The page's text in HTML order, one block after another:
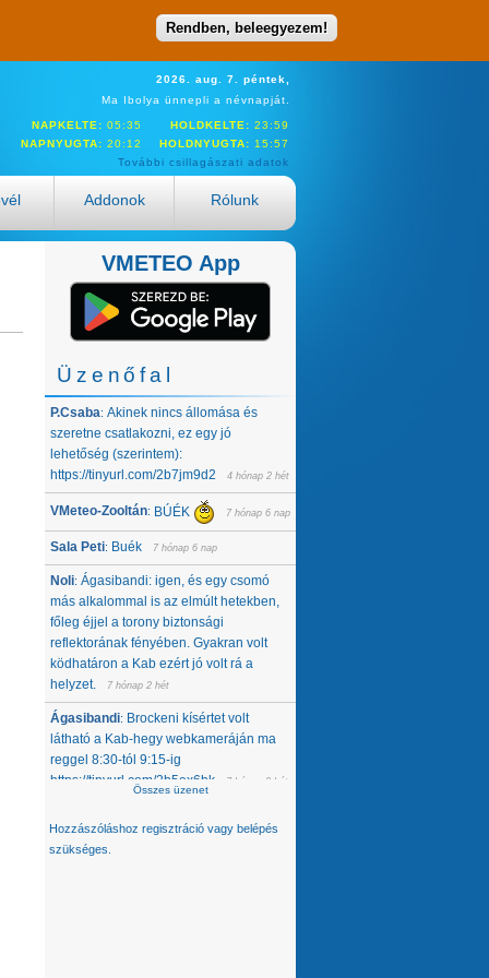
Rendben, beleegyezem!
2026. aug. 7. péntek,
Ma Ibolya ünnepli a névnapját.
NAPKELTE: 05:35 HOLDKELTE: 23:59
NAPNYUGTA: 20:12 HOLDNYUGTA: 15:57
További csillagászati adatok
Addonok Rólunk
VMETEO App
Üzenőfal
P.Csaba: Akinek nincs állomása és
szeretne csatlakozni, ez egy jó
lehetőség (szerintem):
https://tinyurl.com/2b7jm9d2
4 hónap 2 hét
VMeteo-Zooltán: BÚÉK 7 hónap 6 nap
Sala Peti: Buék 7 hónap 6 nap
Noli: Ágasibandi: igen, és egy csomó
más alkalommal is az elmúlt hetekben,
főleg éjjel a torony biztonsági
reflektorának fényében. Gyakran volt
ködhatáron a Kab ezért jó volt rá a
helyzet.
7 hónap 2 hét
Ágasibandi: Brockeni kísértet volt
látható a Kab-hegy webkameráján ma
reggel 8:30-tól 9:15-ig
https://tinyurl.com/2b5ex6bk
7 hónap 2 hét
hanem egész közép-kelet európai
térségből. Az Alpokban alig van hó -
Összes üzenet
Hozzászóláshoz regisztráció vagy belépés
szükséges.